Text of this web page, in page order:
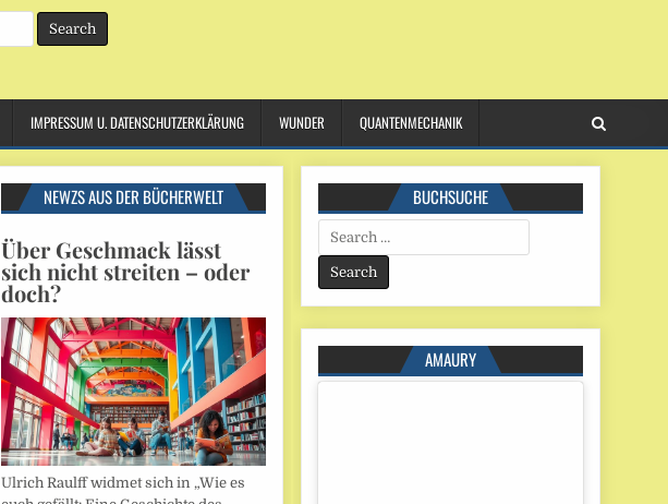
IMPRESSUM U. DATENSCHUTZERKLÄRUNG WUNDER QUANTENMECHANIK
NEWZS AUS DER BÜCHERWELT
Über Geschmack lässt
sich nicht streiten – oder
doch?
Ulrich Raulff widmet sich in „Wie es
BUCHSUCHE
Search
for:
AMAURY